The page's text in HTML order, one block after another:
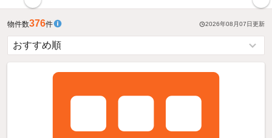
物件数376件 2026年08月07日更新